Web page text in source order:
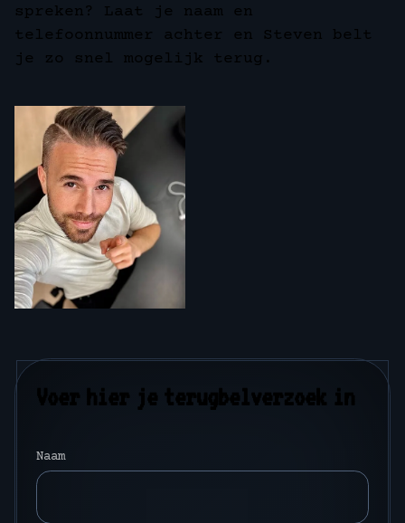
spreken? Laat je naam en
telefoonnummer achter en Steven belt
je zo snel mogelijk terug.
Voer hier je terugbelverzoek in
Naam